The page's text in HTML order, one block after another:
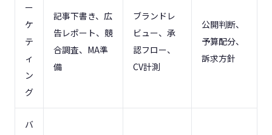
ー
ケ
テ
ィ
ン
グ
記事下書き、広
告レポート、競
合調査、MA準
備
ブランドレ
ビュー、承
認フロー、
CV計測
公開判断、
予算配分、
訴求方針
バ